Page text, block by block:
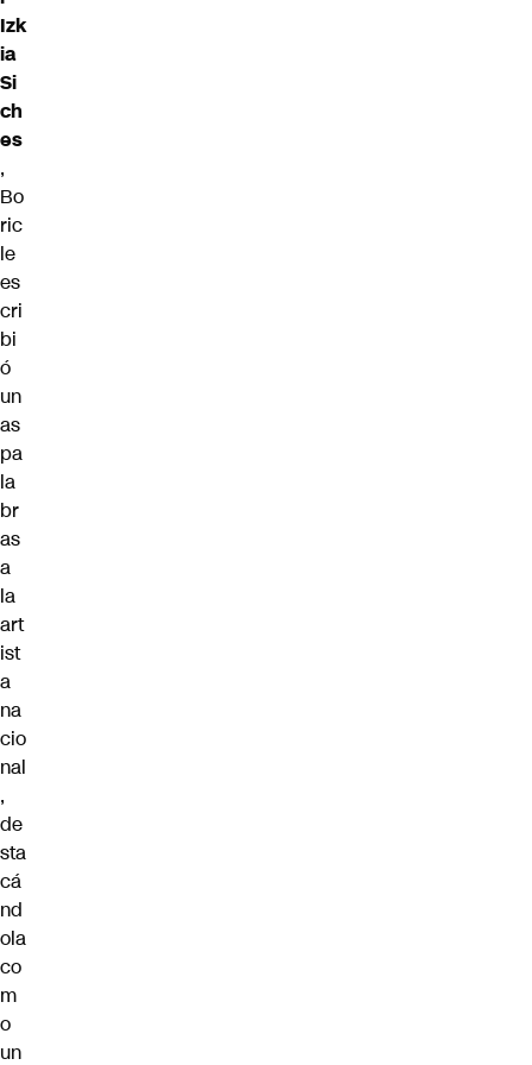
Izk
ia
Si
ch
es
,
Bo
ric
le
es
cri
bi
ó
un
as
pa
la
br
as
a
la
art
ist
a
na
cio
nal
,
de
sta
cá
nd
ola
co
m
o
un